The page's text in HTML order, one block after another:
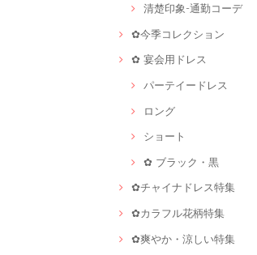
清楚印象-通勤コーデ
✿今季コレクション
✿ 宴会用ドレス
パーテイードレス
ロング
ショート
✿ ブラック・黒
✿チャイナドレス特集
✿カラフル花柄特集
✿爽やか・涼しい特集